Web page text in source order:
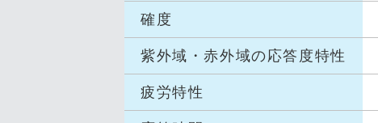
確度
紫外域・赤外域の応答 度特性
疲労特性